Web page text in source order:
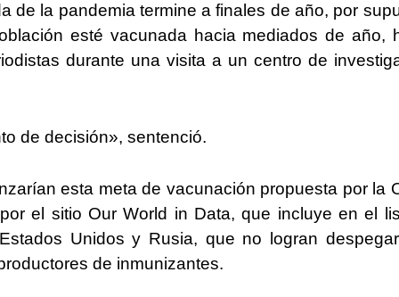
de la pandemia termine a finales de año, por
esté vacunada hacia mediados de año,
durante una visita a un centro de
de decisión», sentenció.
esta meta de vacunación propuesta por la
el sitio Our World in Data, que incluye en el
Unidos y Rusia, que no logran
de inmunizantes.